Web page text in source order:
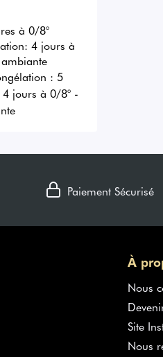
à 0/8°
4 jours à
: 5
jours à 0/8° -
Paiement Sécurisé
À
Nous
Site
Nous